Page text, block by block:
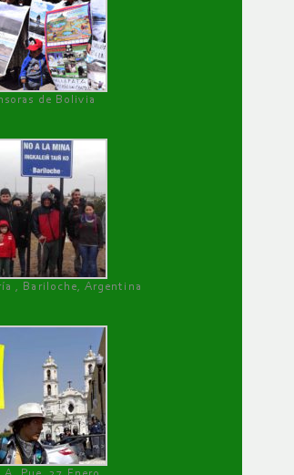
de Bolivia
, Bariloche, Argentina